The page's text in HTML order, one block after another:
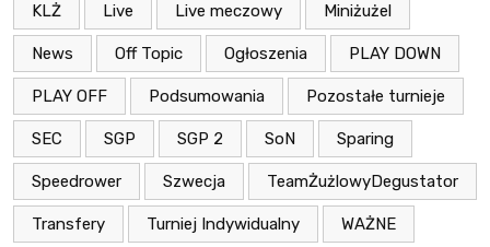
KLŻ Live Live meczowy Miniżużel
News Off Topic Ogłoszenia PLAY DOWN
PLAY OFF Podsumowania Pozostałe turnieje
SEC SGP SGP 2 SoN Sparing
Speedrower Szwecja TeamŻużlowyDegustator
Transfery Turniej Indywidualny WAŻNE